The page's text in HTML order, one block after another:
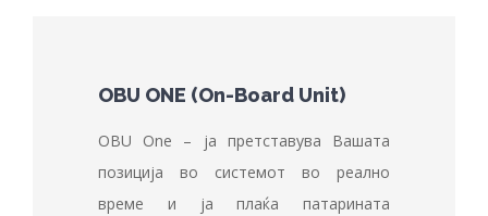
OBU ONE (On-Board Unit)
OBU One – ја претставува Вашата
позиција во системот во реално
време и ја плаќа патарината